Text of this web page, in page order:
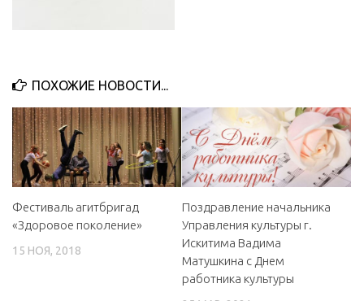
ПОХОЖИЕ НОВОСТИ...
Фестиваль агитбригад
«Здоровое поколение»
15 НОЯ, 2018
Поздравление начальника
Управления культуры г.
Искитима Вадима
Матушкина с Днем
работника культуры